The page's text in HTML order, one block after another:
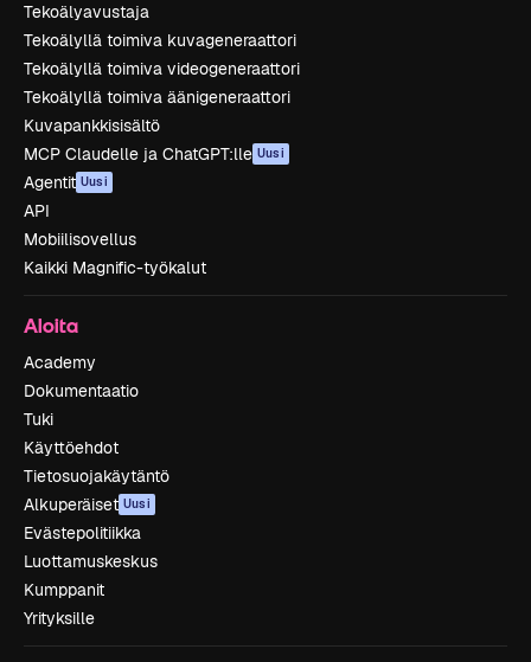
Tekoälyavustaja
Tekoälyllä toimiva kuvageneraattori
Tekoälyllä toimiva videogeneraattori
Tekoälyllä toimiva äänigeneraattori
Kuvapankkisisältö
MCP Claudelle ja ChatGPT:lle Uusi
Agentit Uusi
API
Mobiilisovellus
Kaikki Magnific-työkalut
Aloita
Academy
Dokumentaatio
Tuki
Käyttöehdot
Tietosuojakäytäntö
Alkuperäiset Uusi
Evästepolitiikka
Luottamuskeskus
Kumppanit
Yrityksille